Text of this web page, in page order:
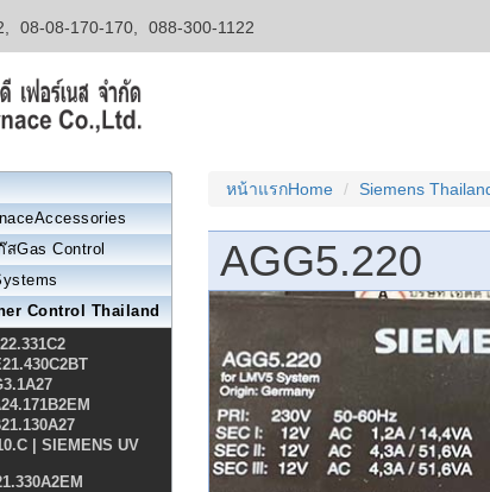
08-08-170-170, 088-300-1122
หน้าแรกHome Siemens
AGG5.220
Gas Control
Control Thailand
| SIEMENS UV